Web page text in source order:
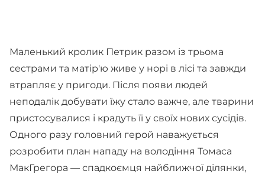
Маленький кролик Петрик разом із трьома
сестрами та матір'ю живе у норі в лісі та завжди
втрапляє у пригоди. Після появи людей
неподалік добувати їжу стало важче, але тварини
пристосувалися і крадуть її у своїх нових сусідів.
Одного разу головний герой наважується
розробити план нападу на володіння Томаса
МакГрегора — спадкоємця найближчої ділянки,